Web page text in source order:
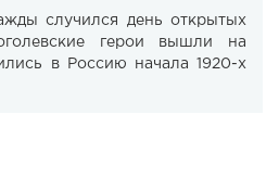
случился день открытых
герои вышли на
в Россию начала 1920-х